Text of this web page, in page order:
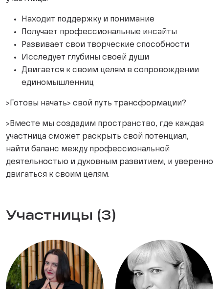
Находит поддержку и понимание
Получает профессиональные инсайты
Развивает свои творческие способности
Исследует глубины своей души
Двигается к своим целям в сопровождении
единомышленниц
>Готовы начать> свой путь трансформации?
>Вместе мы создадим пространство, где каждая
участница сможет раскрыть свой потенциал,
найти баланс между профессиональной
деятельностью и духовным развитием, и уверенно
двигаться к своим целям.
Участницы (3)